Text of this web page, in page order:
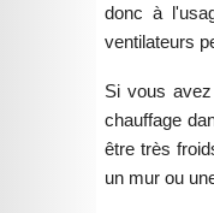
donc à
ventilateurs
Si vous
chauffage
être très
un mur ou